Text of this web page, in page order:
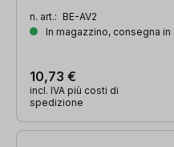
n. art.: BE-AV2
In magazzino, consegna
10,73 €
incl. IVA più costi di
spedizione